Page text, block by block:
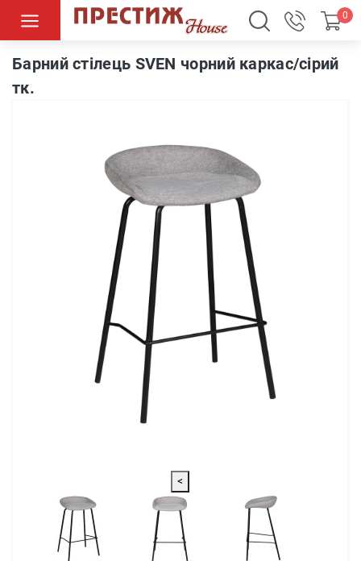
0
Барний стілець SVEN чорний каркас/сірий тк.
Барний стілець SVEN чорний каркас/сірий
тк.
<